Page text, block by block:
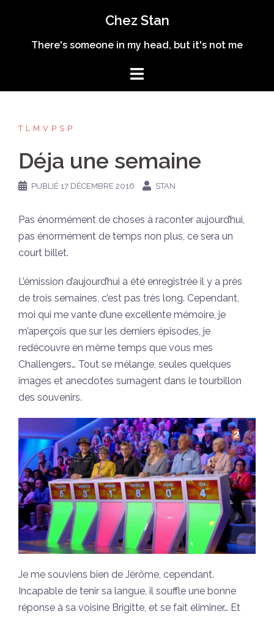
contenu
Chez Stan
There's someone in my head, but it's not me
TLMVPSP
Déja une semaine
PUBLIÉ 17 DÉCEMBRE 2016 STAN
Pas énormément de choses à raconter aujourd’hui,
pas énormément de temps non plus, ce sera un
court billet.
L’émission d’aujourd’hui a été enregistrée il y a près
de trois semaines, c’est pas très long. Cependant,
moi qui me vante d’une excellente mémoire, je
m’aperçois que sur les derniers épisodes, je
redécouvre en même temps que vous mes
Challengers… Tout se mélange, seules quelques
images et anecdotes surnagent dans le tourbillon
des souvenirs.
Je me souviens bien de Jérôme, cependant.
Incapable de tenir sa langue, il souffle une bonne
réponse à sa voisine Brigitte, et se fait éliminer… Et